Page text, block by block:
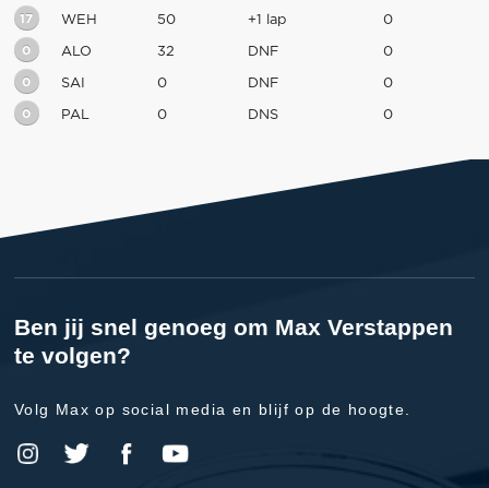
17 WEH 50 +1 lap 0
0 ALO 32 DNF 0
0 SAI 0 DNF 0
0 PAL 0 DNS 0
Ben jij snel genoeg om Max Verstappen
te volgen?
Volg Max op social media en blijf op de hoogte.